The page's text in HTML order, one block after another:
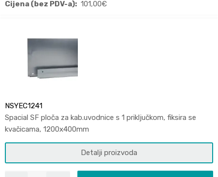
Cijena (bez PDV-a): 101,00€
NSYEC1241
Spacial SF ploča za kab.uvodnice s 1 priključkom, fiksira se
kvačicama, 1200x400mm
Detalji proizvoda